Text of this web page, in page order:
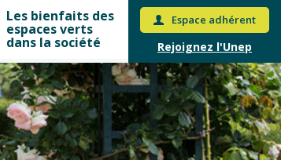
Les bienfaits des
espaces verts
dans la société
Espace adhérent
Rejoignez l'Unep